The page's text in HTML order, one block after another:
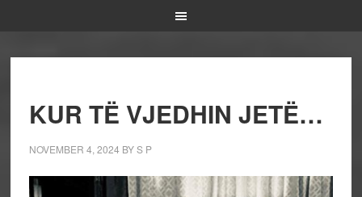
KUR TË VJEDHIN JETË…
NOVEMBER 4, 2024 BYS P